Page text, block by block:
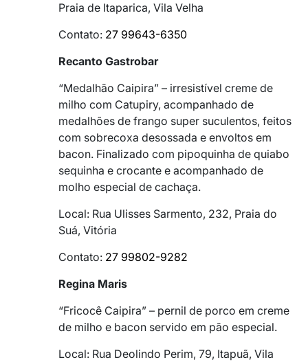
Praia de Itaparica, Vila Velha
Contato: 27 99643-6350
Recanto Gastrobar
“Medalhão Caipira” – irresistível creme de
milho com Catupiry, acompanhado de
medalhões de frango super suculentos, feitos
com sobrecoxa desossada e envoltos em
bacon. Finalizado com pipoquinha de quiabo
sequinha e crocante e acompanhado de
molho especial de cachaça.
Local: Rua Ulisses Sarmento, 232, Praia do
Suá, Vitória
Contato: 27 99802-9282
Regina Maris
“Fricocê Caipira” – pernil de porco em creme
de milho e bacon servido em pão especial.
Local: Rua Deolindo Perim, 79, Itapuã, Vila